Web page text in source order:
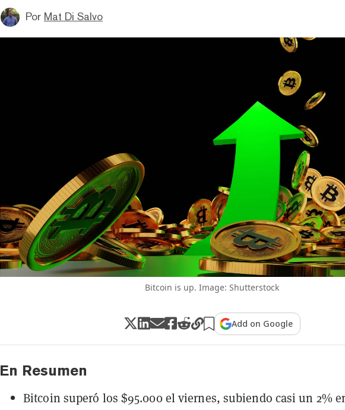
Por Mat Di Salvo
Bitcoin is up. Image: Shutterstock
Add on Google
En Resumen
Bitcoin superó los $95.000 el viernes, subiendo casi un 2%